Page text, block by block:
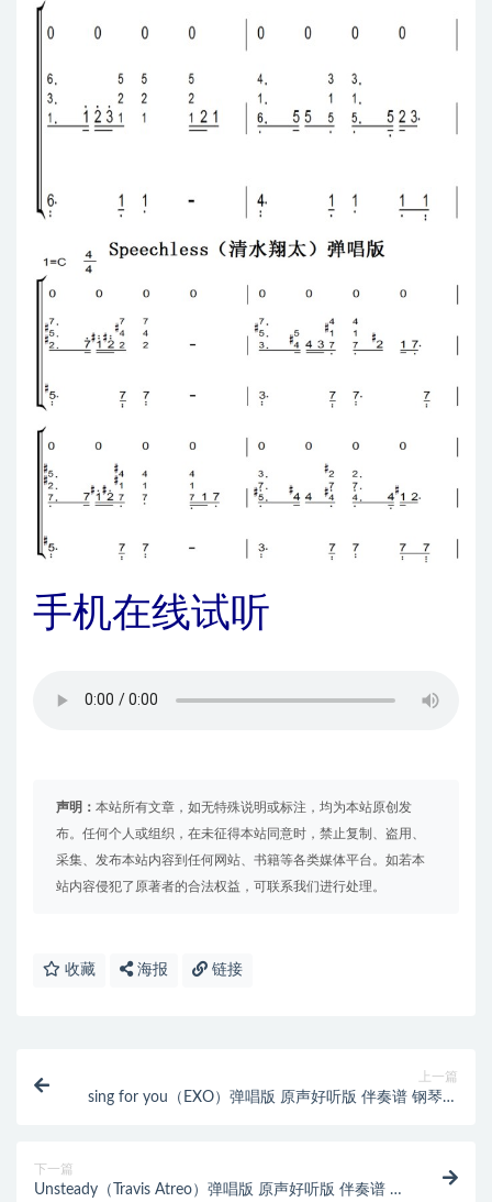
手机在线试听
声明： 本站所有文章，如无特殊说明或标注，均为本站原创发
布。任何个人或组织，在未征得本站同意时，禁止复制、盗用、
采集、发布本站内容到任何网站、书籍等各类媒体平台。如若本
站内容侵犯了原著者的合法权益，可联系我们进行处理。
收藏 海报 链接
上一篇
sing for you（EXO）弹唱版 原声好听版 伴奏谱 钢琴双
下一篇
Unsteady（Travis Atreo）弹唱版 原声好听版 伴奏谱 钢